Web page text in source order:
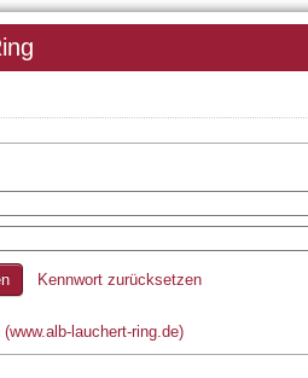
Kennwort zurücksetzen
lauchert-ring.de)